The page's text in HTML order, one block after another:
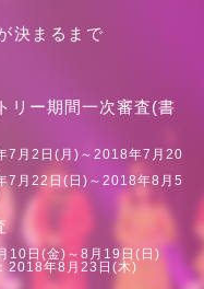
決まるまで
リー期間一次審査(書
7月2日(月)～2018年7月20
7月22日(日)～2018年8月5
10日(金)～8月19日(日)
2018年8月23日(木)